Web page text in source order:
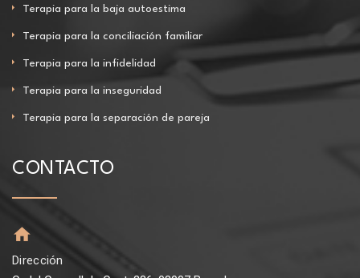
Terapia para la baja autoestima
Terapia para la conciliación familiar
Terapia para la infidelidad
Terapia para la inseguridad
Terapia para la separación de pareja
CONTACTO
Dirección